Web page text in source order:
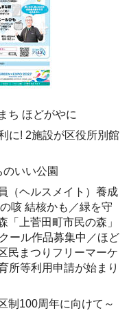
ち ほどがやに
に! 2施設が区役所別館
いい公園
（ヘルスメイト）養成
咳 結核かも／緑を守
「上菅田町市民の森」
ール作品募集中／ほど
民まつりフリーマーケ
所等利用申請が始まり
制100周年に向けて～